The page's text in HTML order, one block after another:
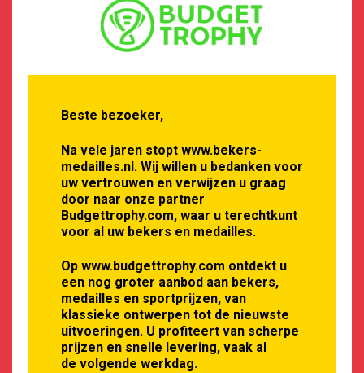
FX004 1 Beker voor alle activiteiten
€ 29,95
Oorspronkelijke
prijs
was:
€29,95.
€ 26,95
Huidige
prijs
€26,95.
25 cm - 30 cm
Beste bezoeker,
Na vele jaren stopt www.bekers-
medailles.nl. Wij willen u bedanken voor
uw vertrouwen en verwijzen u graag
door naar onze partner
Budgettrophy.com, waar u terechtkunt
voor al uw bekers en medailles.
Op www.budgettrophy.com ontdekt u
een nog groter aanbod aan bekers,
medailles en sportprijzen, van
klassieke ontwerpen tot de nieuwste
uitvoeringen. U profiteert van scherpe
prijzen en snelle levering, vaak al
de volgende werkdag.